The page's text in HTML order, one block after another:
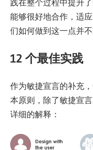
践在整个过程中提升
能够很好地合作，适
们如何做到这一点并不
12 个最佳实践
作为敏捷宣言的补充
本原则，除了敏捷宣
详细的解释：